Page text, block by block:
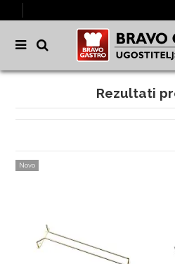
Rezultati
Novo